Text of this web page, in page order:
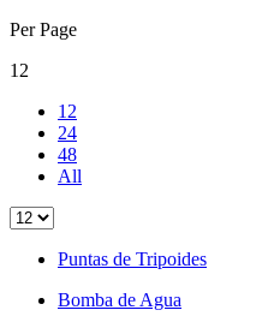
Per Page
12
12
24
48
All
Puntas de Tripoides
Bomba de Agua